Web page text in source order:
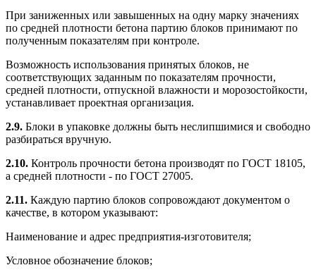
При заниженных или завышенных на одну марку значениях
по средней плотности бетона партию блоков принимают по
полученным показателям при контроле.
Возможность использования принятых блоков, не
соответствующих заданным по показателям прочности,
средней плотности, отпускной влажности и морозостойкости,
устанавливает проектная организация.
2.9. Блоки в упаковке должны быть неслипшимися и свободно
разбираться вручную.
2.10. Контроль прочности бетона производят по ГОСТ 18105,
а средней плотности - по ГОСТ 27005.
2.11. Каждую партию блоков сопровождают документом о
качестве, в котором указывают:
Наименование и адрес предприятия-изготовителя;
Условное обозначение блоков;